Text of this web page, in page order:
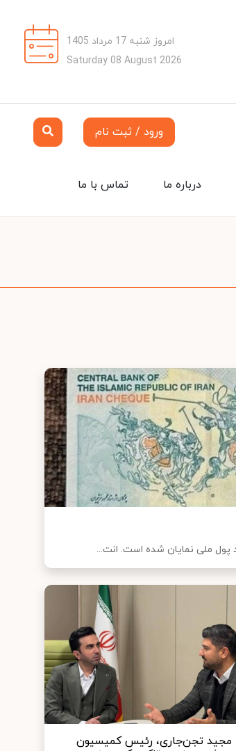
امروز شنبه 17 مرداد 1405
Saturday 08 August 2026
ورود / ثبت نام
تماس با ما درباره ما
مجید تجن‌جاری، رئیس کمیسیون